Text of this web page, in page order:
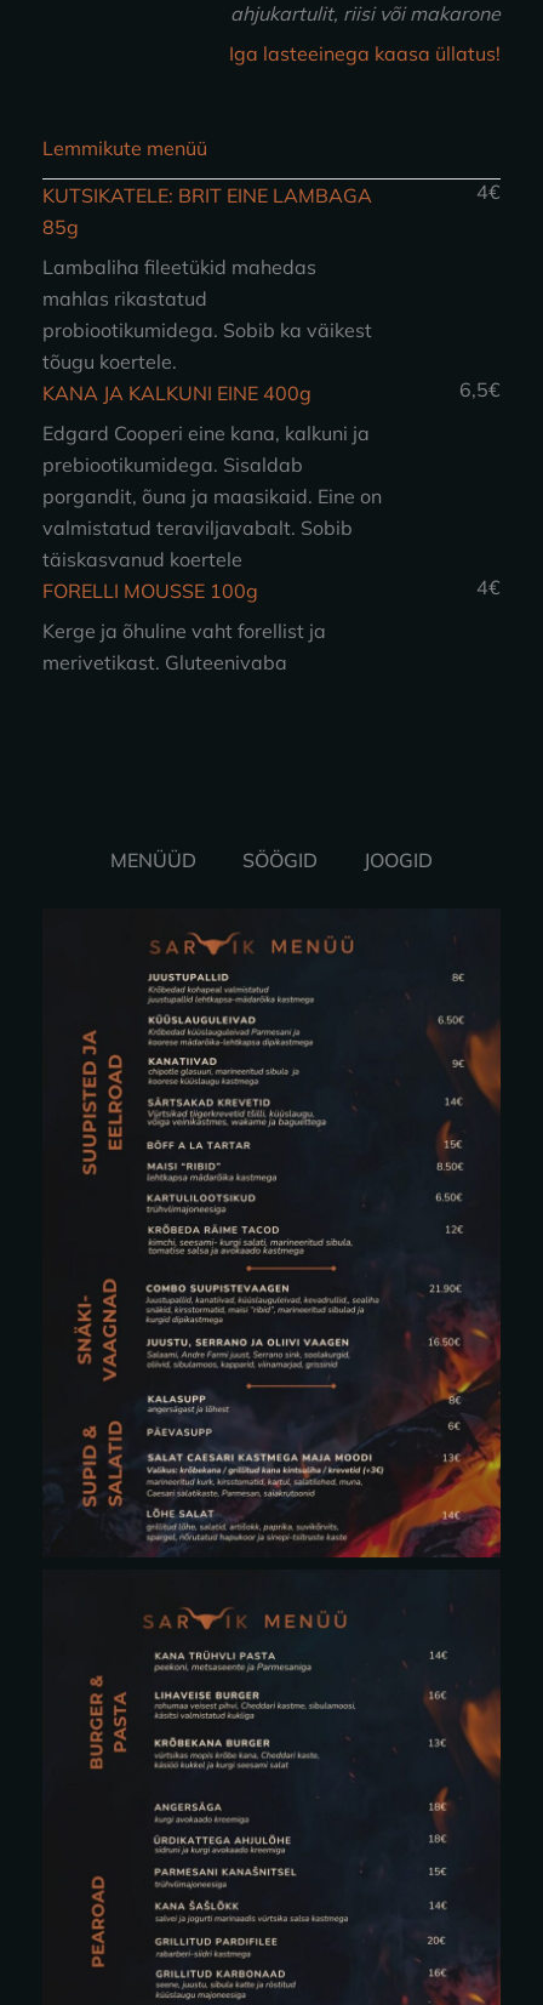
ahjukartulit, riisi või makarone
Iga lasteeinega kaasa üllatus!
Lemmikute menüü
KUTSIKATELE: BRIT EINE LAMBAGA
85g
Lambaliha fileetükid mahedas
mahlas rikastatud
probiootikumidega. Sobib ka väikest
tõugu koertele.
4€
KANA JA KALKUNI EINE 400g
Edgard Cooperi eine kana, kalkuni ja
prebiootikumidega. Sisaldab
porgandit, õuna ja maasikaid. Eine on
valmistatud teraviljavabalt. Sobib
täiskasvanud koertele
6,5€
FORELLI MOUSSE 100g
Kerge ja õhuline vaht forellist ja
merivetikast. Gluteenivaba
4€
MENÜÜD SÖÖGID JOOGID